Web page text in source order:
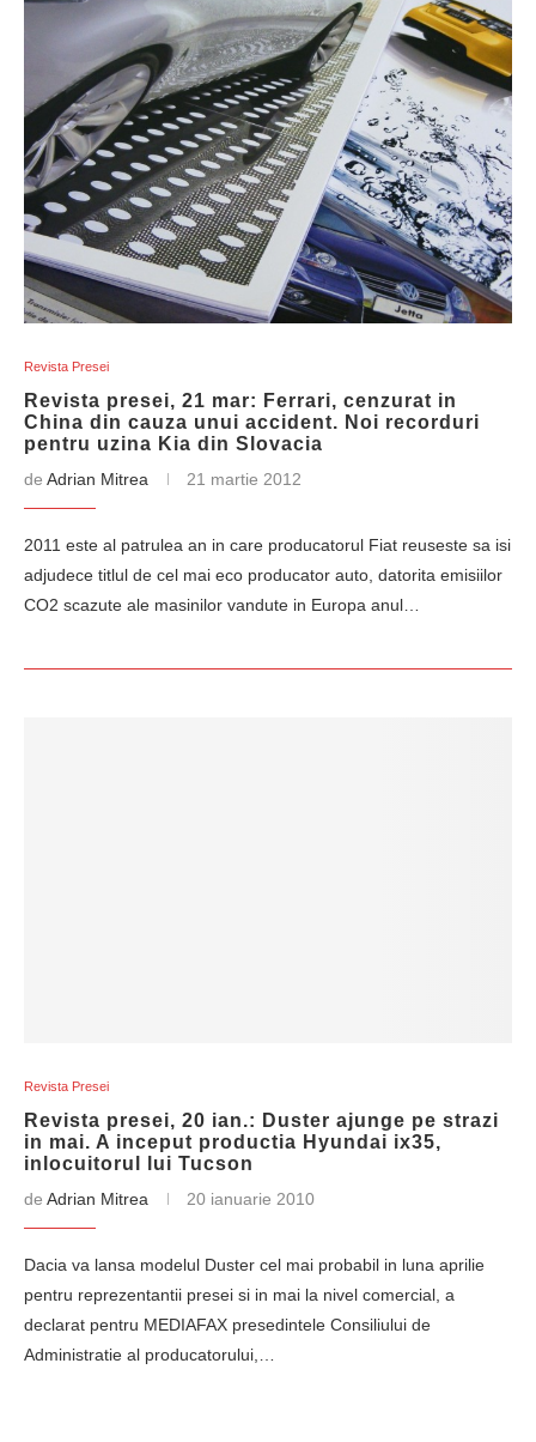
Revista Presei
Revista presei, 21 mar: Ferrari, cenzurat in
China din cauza unui accident. Noi recorduri
pentru uzina Kia din Slovacia
de Adrian Mitrea 21 martie 2012
2011 este al patrulea an in care producatorul Fiat reuseste sa isi
adjudece titlul de cel mai eco producator auto, datorita emisiilor
CO2 scazute ale masinilor vandute in Europa anul…
Revista Presei
Revista presei, 20 ian.: Duster ajunge pe strazi
in mai. A inceput productia Hyundai ix35,
inlocuitorul lui Tucson
de Adrian Mitrea 20 ianuarie 2010
Dacia va lansa modelul Duster cel mai probabil in luna aprilie
pentru reprezentantii presei si in mai la nivel comercial, a
declarat pentru MEDIAFAX presedintele Consiliului de
Administratie al producatorului,…